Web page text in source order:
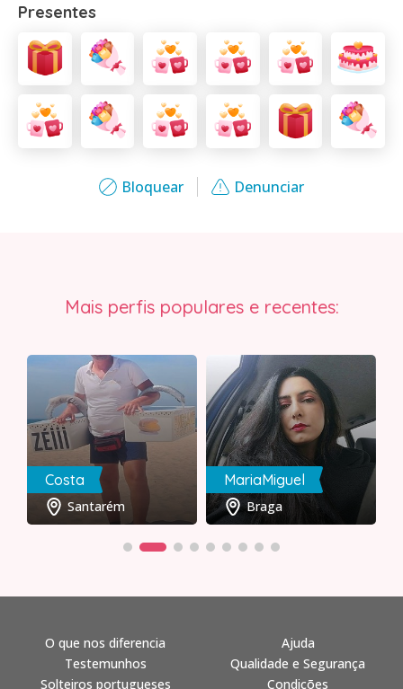
Bloquear Denunciar
Presentes
Mais perfis populares e recentes:
Costa
Santarém
MariaMiguel
Braga
O que nos diferencia
Testemunhos
Solteiros portugueses
Ajuda
Qualidade e Segurança
Condições